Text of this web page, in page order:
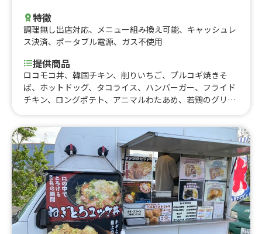
特徴
調理無し出店対応、 メニュー組み換え可能、 キャッシュレ
ス決済、 ポータブル電源、 ガス不使用
提供商品
ロコモコ丼、韓国チキン、削りいちご、プルコギ焼きそ
ば、ホットドッグ、タコライス、ハンバーガー、フライド
チキン、ロングポテト、アニマルわたあめ、若鶏のグリル
ポテト、ハンバーガー（ポテト付き）